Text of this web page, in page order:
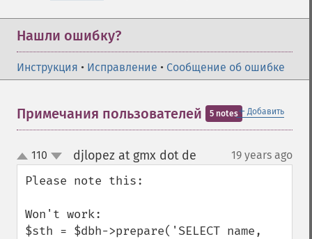
Нашли ошибку?
Инструкция • Исправление • Сообщение об ошибке
＋ Добавить
Примечания пользователей 5 notes
up
down
110 djlopez at gmx dot de 19 years ago
Please note this:
Won't work:
$sth = $dbh->prepare('SELECT name,